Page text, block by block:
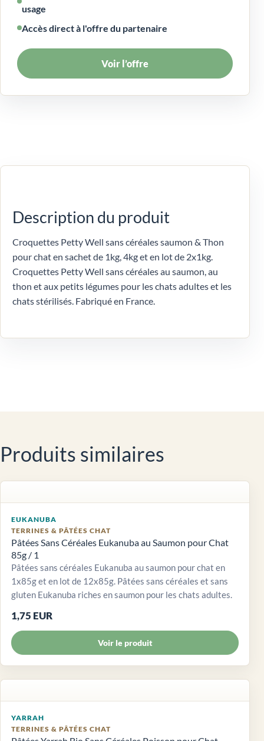
usage
Accès direct à l'offre du partenaire
Voir l’offre
Description du produit
Croquettes Petty Well sans céréales saumon & Thon
pour chat en sachet de 1kg, 4kg et en lot de 2x1kg.
Croquettes Petty Well sans céréales au saumon, au
thon et aux petits légumes pour les chats adultes et les
chats stérilisés. Fabriqué en France.
Produits similaires
EUKANUBA
TERRINES & PÂTÉES CHAT
Pâtées Sans Céréales Eukanuba au Saumon pour Chat
85g / 1
Pâtées sans céréales Eukanuba au saumon pour chat en
1x85g et en lot de 12x85g. Pâtées sans céréales et sans
gluten Eukanuba riches en saumon pour les chats adultes.
1,75 EUR
Voir le produit
YARRAH
TERRINES & PÂTÉES CHAT